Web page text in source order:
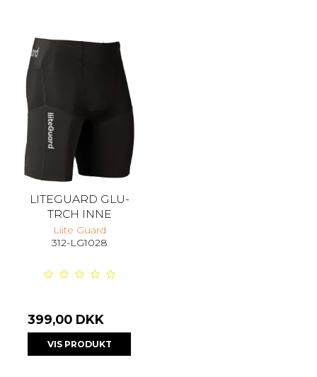
LITEGUARD GLU-
TRCH INNE
Liite Guard
312-LG1028
399,00 DKK
VIS PRODUKT